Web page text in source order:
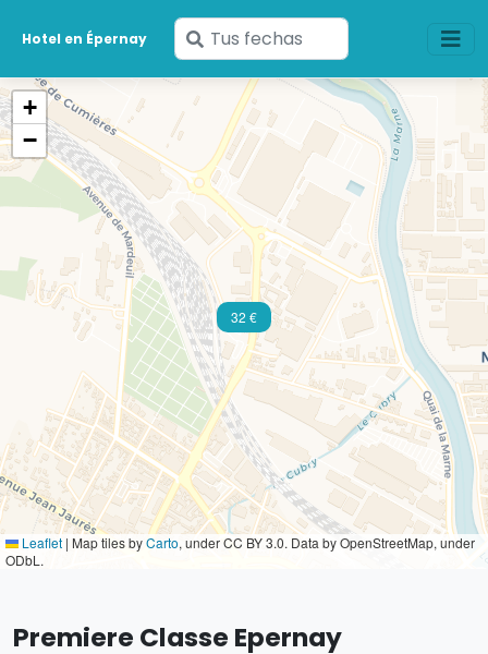
Hotel en Épernay
Ingresa
tus
fechas
32 €
+
−
Leaflet | Map tiles byCarto, under CC BY 3.0. Data by OpenStreetMap, under
ODbL.
Premiere Classe Epernay